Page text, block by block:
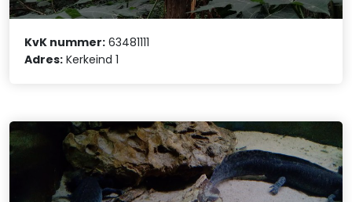
KvK nummer: 63481111
Adres: Kerkeind 1